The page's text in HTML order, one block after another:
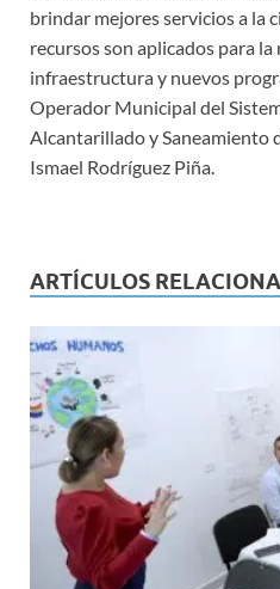
brindar mejores servicios a la
recursos son aplicados para
infraestructura y nuevos
Operador Municipal del
Alcantarillado y Saneamiento
Ismael Rodríguez Piña.
ARTÍCULOS